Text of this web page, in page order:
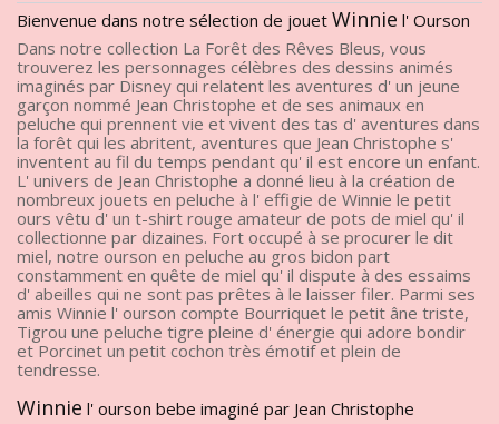
Bienvenue dans notre sélection de jouet Winnie l' Ourson
Dans notre collection La Forêt des Rêves Bleus, vous
trouverez les personnages célèbres des dessins animés
imaginés par Disney qui relatent les aventures d' un jeune
garçon nommé Jean Christophe et de ses animaux en
peluche qui prennent vie et vivent des tas d' aventures dans
la forêt qui les abritent, aventures que Jean Christophe s'
inventent au fil du temps pendant qu' il est encore un enfant.
L' univers de Jean Christophe a donné lieu à la création de
nombreux jouets en peluche à l' effigie de Winnie le petit
ours vêtu d' un t-shirt rouge amateur de pots de miel qu' il
collectionne par dizaines. Fort occupé à se procurer le dit
miel, notre ourson en peluche au gros bidon part
constamment en quête de miel qu' il dispute à des essaims
d' abeilles qui ne sont pas prêtes à le laisser filer. Parmi ses
amis Winnie l' ourson compte Bourriquet le petit âne triste,
Tigrou une peluche tigre pleine d' énergie qui adore bondir
et Porcinet un petit cochon très émotif et plein de
tendresse.
Winnie l' ourson bebe imaginé par Jean Christophe